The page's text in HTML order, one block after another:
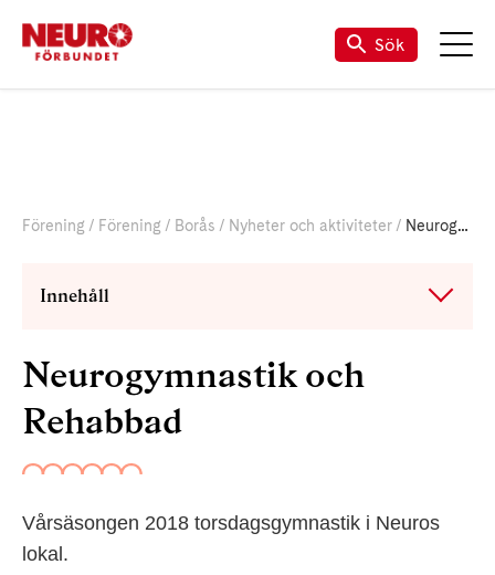
Sök
Förening Förening Borås Nyheter och aktiviteter Neurogymnastik och Rehabbad
Innehåll
Neurogymnastik och
Rehabbad
Vårsäsongen 2018 torsdagsgymnastik i Neuros
lokal.